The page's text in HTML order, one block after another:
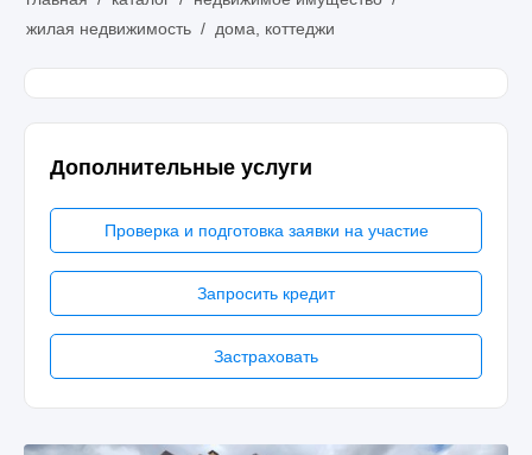
жилая недвижимость / дома, коттеджи
Дополнительные услуги
Проверка и подготовка заявки на участие
Запросить кредит
Застраховать